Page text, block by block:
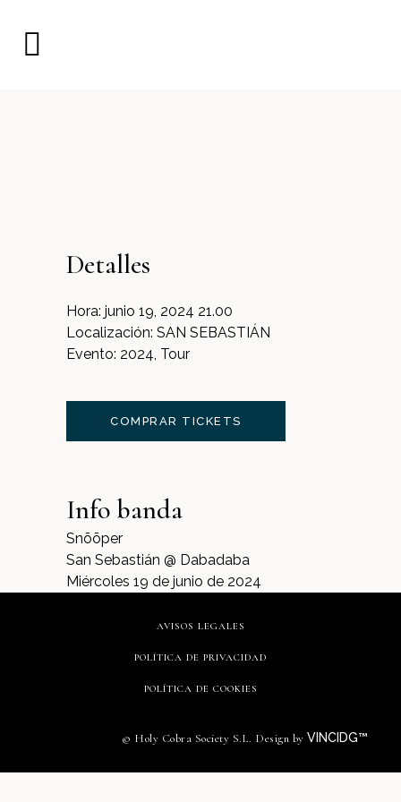
Detalles
Hora: junio 19, 2024 21.00
Localización: SAN SEBASTIÁN
Evento: 2024, Tour
COMPRAR TICKETS
Info banda
Snõõper
San Sebastián @ Dabadaba
Miércoles 19 de junio de 2024
AVISOS LEGALES
POLÍTICA DE PRIVACIDAD
POLÍTICA DE COOKIES
© Holy Cobra Society S.L. Design by VINCIDG™